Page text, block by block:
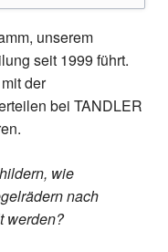
unserem
seit 1999 führt.
der
bei TANDLER
wie
nach
werden?